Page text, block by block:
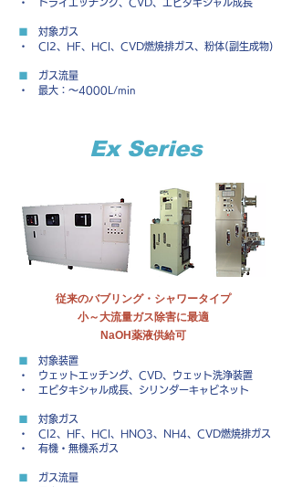
・ ドライエッチング、CVD、エピタキシャル成長
■ 対象ガス
・ Cl2、HF、HCl、CVD燃焼排ガス、粉体(副生成物)
■ ガス流量
・ 最大：～4000L/min
Ex Series
従来のバブリング・シャワータイプ
​小～大流量ガス除害に最適
NaOH薬液供給可
■ 対象装置
・ ウェットエッチング、CVD、ウェット洗浄装置
・ エピタキシャル成長、シリンダーキャビネット
■ 対象ガス
・ Cl2、HF、HCl、HNO3、NH4、CVD燃焼排ガス
・ 有機・無機系ガス
■ ガス流量